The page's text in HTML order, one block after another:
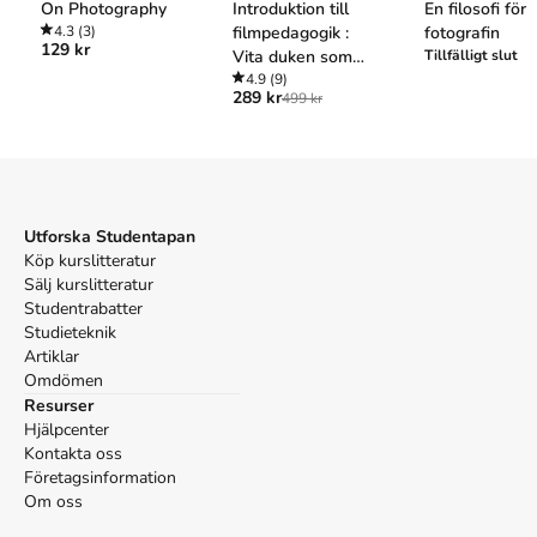
APA
Barthes, R. (2006).
Det ljusa rummet : tankar om
(2:a uppl.). Alfabeta.
On Photography
4.3 (3)
129 kr
Introduktion till
filmpedagogik :
Vita duken som
svarta tavlan
4.9 (9)
289 kr499 kr
En filosofi för
fotografin
Tillfälligt slut
Utforska Studentapan
Köp kurslitteratur
Sälj kurslitteratur
Studentrabatter
Studieteknik
Artiklar
Omdömen
Resurser
Hjälpcenter
Kontakta oss
Företagsinformation
Om oss